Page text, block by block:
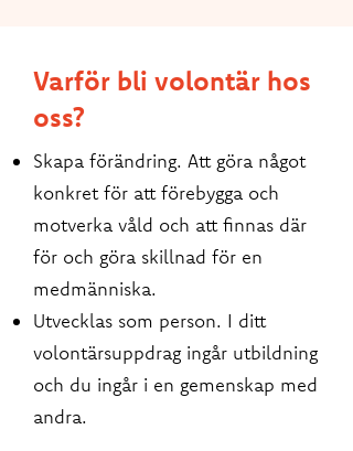
Varför bli volontär hos
oss?
Skapa förändring. Att göra något
konkret för att förebygga och
motverka våld och att finnas där
för och göra skillnad för en
medmänniska.
Utvecklas som person. I ditt
volontärsuppdrag ingår utbildning
och du ingår i en gemenskap med
andra.